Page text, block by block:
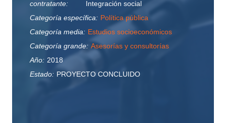
contratante:
Integración social
Categoría específica: Política pública
Categoría media: Estudios socioeconómicos
Categoría grande: Asesorías y consultorías
Año: 2018
Estado: PROYECTO CONCLUIDO